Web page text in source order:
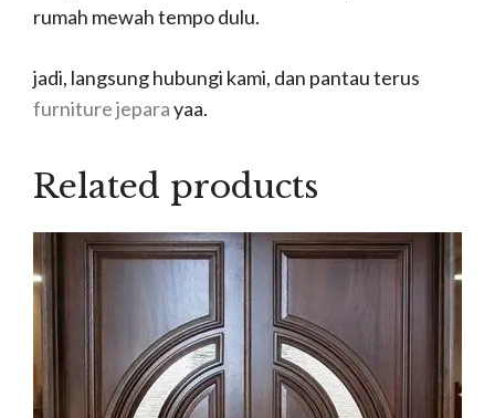
rumah mewah tempo dulu.
jadi, langsung hubungi kami, dan pantau terus
furniture jeparayaa.
Related products